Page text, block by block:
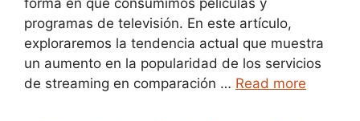
forma en que consumimos películas y
programas de televisión. En este artículo,
exploraremos la tendencia actual que muestra
un aumento en la popularidad de los servicios
de streaming en comparación … Read more